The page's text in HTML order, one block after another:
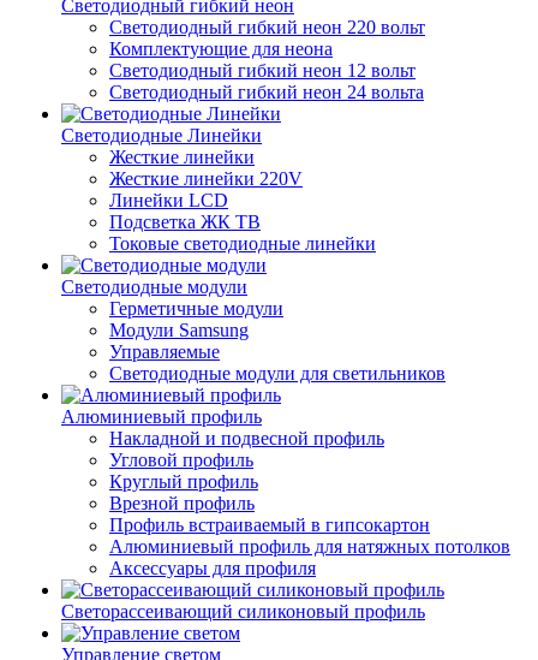
Светодиодный гибкий неон
Светодиодный гибкий неон 220 вольт
Комплектующие для неона
Светодиодный гибкий неон 12 вольт
Светодиодный гибкий неон 24 вольта
Светодиодные Линейки
Жесткие линейки
Жесткие линейки 220V
Линейки LCD
Подсветка ЖК ТВ
Токовые светодиодные линейки
Светодиодные модули
Герметичные модули
Модули Samsung
Управляемые
Светодиодные модули для светильников
Алюминиевый профиль
Накладной и подвесной профиль
Угловой профиль
Круглый профиль
Врезной профиль
Профиль встраиваемый в гипсокартон
Алюминиевый профиль для натяжных потолков
Аксессуары для профиля
Светорассеивающий силиконовый профиль
Управление светом